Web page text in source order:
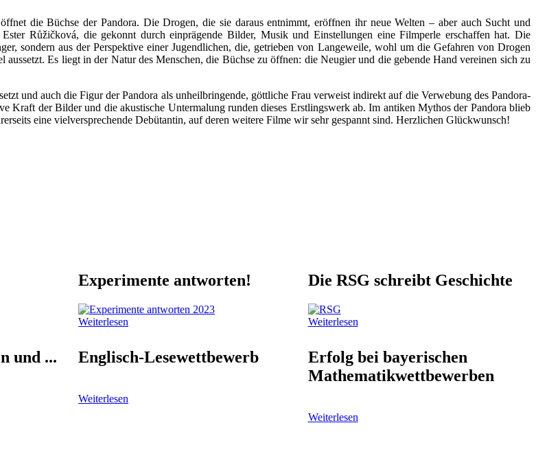
die Büchse der Pandora. Die Drogen, die sie daraus entnimmt, eröffnen ihr neue Welten – aber auch Sucht und
Růžičková, die gekonnt durch einprägende Bilder, Musik und Einstellungen eine Filmperle erschaffen hat. Die
sondern aus der Perspektive einer Jugendlichen, die, getrieben von Langeweile, wohl um die Gefahren von Drogen
Es liegt in der Natur des Menschen, die Büchse zu öffnen: die Neugier und die gebende Hand vereinen sich zu
und auch die Figur der Pandora als unheilbringende, göttliche Frau verweist indirekt auf die Verwebung des Pandora-
Kraft der Bilder und die akustische Untermalung runden dieses Erstlingswerk ab. Im antiken Mythos der Pandora blieb
eine vielversprechende Debütantin, auf deren weitere Filme wir sehr gespannt sind. Herzlichen Glückwunsch!
Experimente antworten!
Weiterlesen
Die RSG schreibt Geschichte
Weiterlesen
und ... Englisch-Lesewettbewerb
Weiterlesen
Erfolg bei bayerischen
Mathematikwettbewerben
Weiterlesen